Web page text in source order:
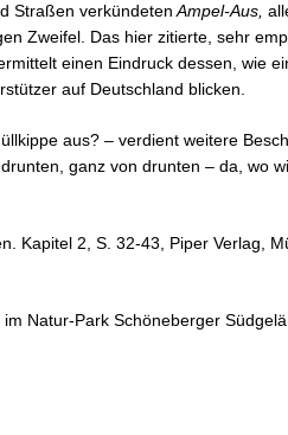
Straßen verkündetenAmpel-Aus,
Zweifel. Das hier zitierte, sehr
einen Eindruck dessen, wie
auf Deutschland blicken.
aus? – verdient weitere
ganz von drunten – da, wo
Kapitel 2, S. 32-43, Piper Verlag,
Natur-Park Schöneberger